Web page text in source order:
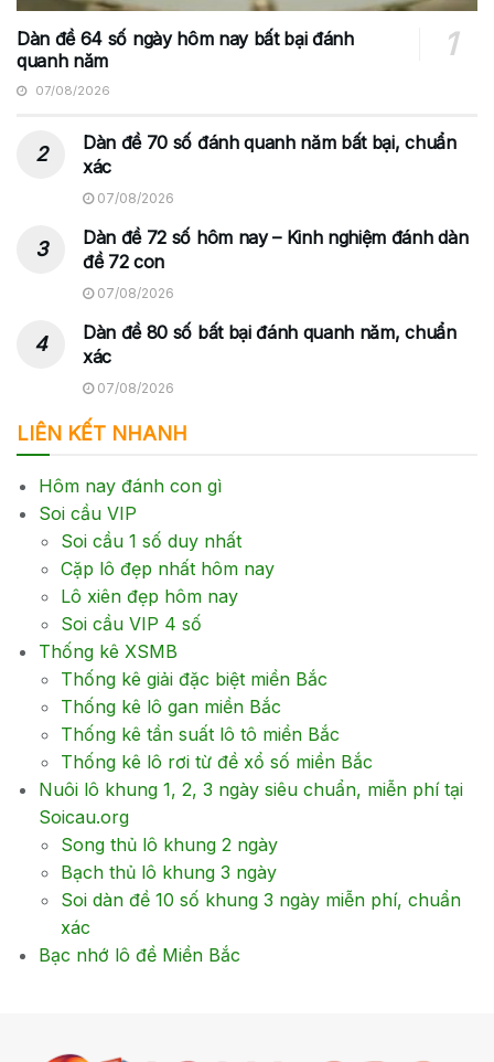
Dàn đề 64 số ngày hôm nay bất bại đánh
quanh năm
07/08/2026
Dàn đề 70 số đánh quanh năm bất bại, chuẩn
xác
07/08/2026
Dàn đề 72 số hôm nay – Kinh nghiệm đánh dàn
đề 72 con
07/08/2026
Dàn đề 80 số bất bại đánh quanh năm, chuẩn
xác
07/08/2026
LIÊN KẾT NHANH
Hôm nay đánh con gì
Soi cầu VIP
Soi cầu 1 số duy nhất
Cặp lô đẹp nhất hôm nay
Lô xiên đẹp hôm nay
Soi cầu VIP 4 số
Thống kê XSMB
Thống kê giải đặc biệt miền Bắc
Thống kê lô gan miền Bắc
Thống kê tần suất lô tô miền Bắc
Thống kê lô rơi từ đề xổ số miền Bắc
Nuôi lô khung 1, 2, 3 ngày siêu chuẩn, miễn phí tại
Soicau.org
Song thủ lô khung 2 ngày
Bạch thủ lô khung 3 ngày
Soi dàn đề 10 số khung 3 ngày miễn phí, chuẩn
xác
Bạc nhớ lô đề Miền Bắc